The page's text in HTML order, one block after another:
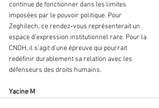
continue de fonctionner dans les limites
imposées par le pouvoir politique. Pour
Zeghilech, ce rendez‑vous représenterait un
espace d’expression institutionnel rare. Pour la
CNDH, il s’agit d’une épreuve qui pourrait
redéfinir durablement sa relation avec les
défenseurs des droits humains.
Yacine M